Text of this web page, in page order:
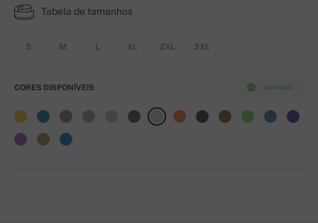
Tabela de tamanhos
S M L XL 2XL 3XL
Em stock
CORES DISPONÍVEIS